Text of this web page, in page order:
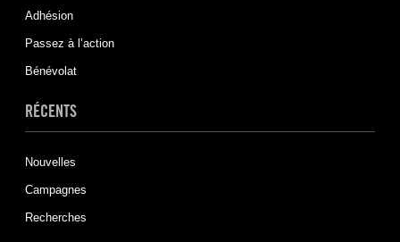
Adhésion
Passez à l’action
Bénévolat
RÉCENTS
Nouvelles
Campagnes
Recherches